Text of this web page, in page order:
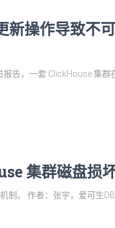
操作导致不
告，一套 ClickHouse 集群
集群磁盘损
制。 作者：张宇，爱可生